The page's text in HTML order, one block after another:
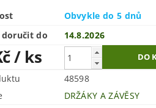
Obvykle do 5 dnů
doručit do
14.8.2026
/ ks
48598
DRŽÁKY A ZÁVĚSY